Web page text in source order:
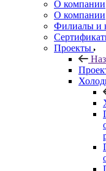
О компании
О компании
Филиалы и
Проекты